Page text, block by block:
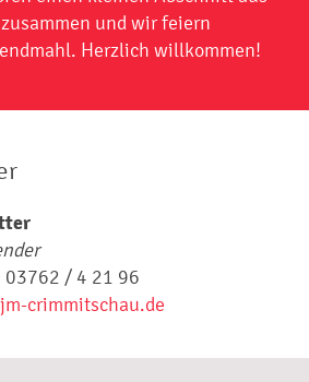
und wir feiern
Herzlich willkommen!
03762 / 4 21 96
crimmitschau.de